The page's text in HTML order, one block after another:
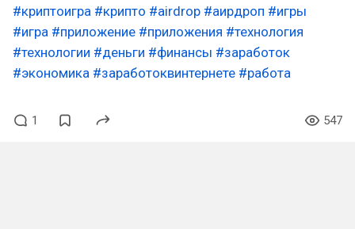
#криптоигра #крипто #airdrop #аирдроп #игры
#игра #приложение #приложения #технология
#технологии #деньги #финансы #заработок
#экономика #заработоквинтернете #работа
1 547